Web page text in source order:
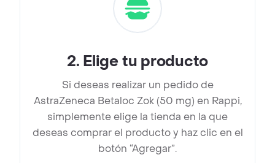
2. Elige tu producto
Si deseas realizar un pedido de
AstraZeneca Betaloc Zok (50 mg) en Rappi,
simplemente elige la tienda en la que
deseas comprar el producto y haz clic en el
botón “Agregar”.